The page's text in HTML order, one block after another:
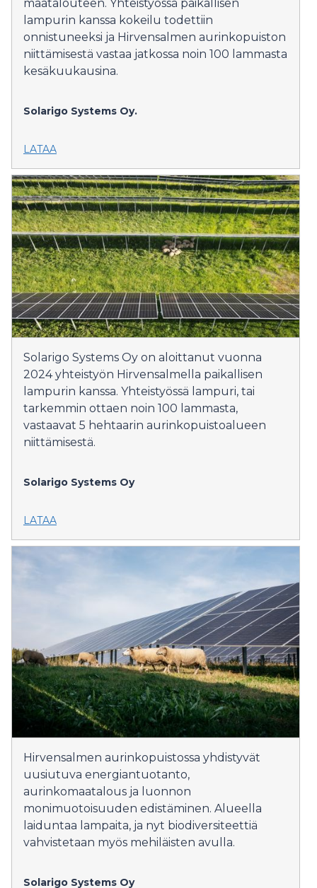
maatalouteen. Yhteistyössä paikallisen
lampurin kanssa kokeilu todettiin
onnistuneeksi ja Hirvensalmen aurinkopuiston
niittämisestä vastaa jatkossa noin 100 lammasta
kesäkuukausina.
Solarigo Systems Oy.
LATAA
Solarigo Systems Oy on aloittanut vuonna
2024 yhteistyön Hirvensalmella paikallisen
lampurin kanssa. Yhteistyössä lampuri, tai
tarkemmin ottaen noin 100 lammasta,
vastaavat 5 hehtaarin aurinkopuistoalueen
niittämisestä.
Solarigo Systems Oy
LATAA
Hirvensalmen aurinkopuistossa yhdistyvät
uusiutuva energiantuotanto,
aurinkomaatalous ja luonnon
monimuotoisuuden edistäminen. Alueella
laiduntaa lampaita, ja nyt biodiversiteettiä
vahvistetaan myös mehiläisten avulla.
Solarigo Systems Oy